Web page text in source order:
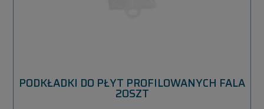
PODKŁADKI DO PŁYT PROFILOWANYCH FALA
20SZT